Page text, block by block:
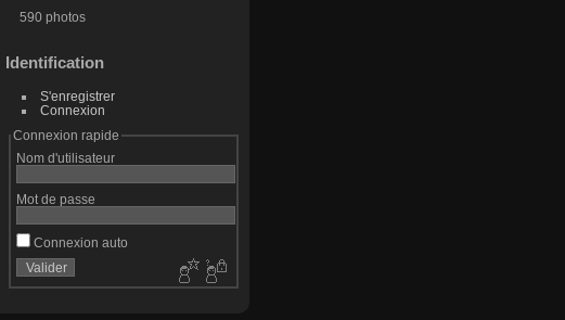
590 photos
Identification
S'enregistrer
Connexion
Connexion rapide
Nom d'utilisateur
Mot de passe
Connexion auto